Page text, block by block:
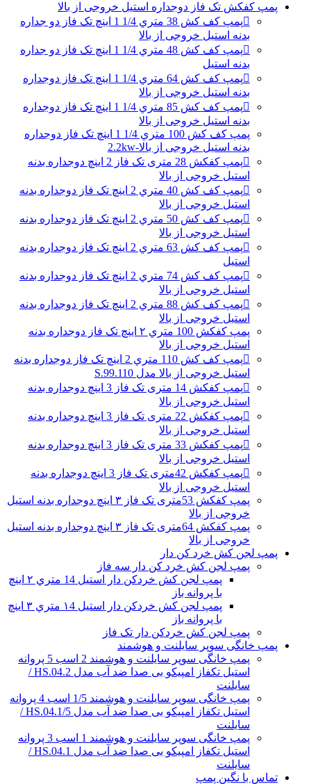
پمپ کفکش تک فاز دوجداره استیل خروجی از بالا
پمپ کف کش 38 متري 1/4 1 اینچ تک فاز دو جداره
بدنه استیل خروجی از بالا
پمپ کف کش 48 متري 1/4 1 اینچ تک فاز دو جداره
بدنه استیل
پمپ کف کش 64 متري 1/4 1 اینچ تک فاز دوجداره
بدنه استیل خروجی از بالا
پمپ کف کش 85 متري 1/4 1 اینچ تک فاز دوجداره
بدنه استیل خروجی از بالا
پمپ کف کش 100 متري 1/4 1 اینچ تک فاز دوجداره
بدنه استیل خروجی از بالا-2.2kw
پمپ کفکش 28 متری تک فاز 2 اینچ دوجداره بدنه
استیل خروجی از بالا
پمپ کف کش 40 متري 2 اینچ تک فاز دوجداره بدنه
استیل خروجی از بالا
پمپ کف کش 50 متري 2 اینچ تک فاز دوجداره بدنه
استیل خروجی از بالا
پمپ کف کش 63 متري 2 اینچ تک فاز دوجداره بدنه
استیل
پمپ کف کش 74 متري 2 اینچ تک فاز دوجداره بدنه
استیل خروجی از بالا
پمپ کف کش 88 متري 2 اینچ تک فاز دوجداره بدنه
استیل خروجی از بالا
پمپ کفکش 100 متري ۲ اینچ تک فاز دوجداره بدنه
استیل خروجی از بالا
پمپ کف کش 110 متري 2 اینچ تک فاز دوجداره بدنه
استیل خروجی از بالا مدل S.99.110
پمپ کفکش 14 متری تک فاز 3 اینچ دوجداره بدنه
استیل خروجی از بالا
پمپ کفکش 22 متری تک فاز 3 اینچ دوجداره بدنه
استیل خروجی از بالا
پمپ کفکش 33 متری تک فاز 3 اینچ دوجداره بدنه
استیل خروجی از بالا
پمپ کفکش 42متری تک فاز 3 اینچ دوجداره بدنه
استیل خروجی از بالا
پمپ کفکش 53متری تک فاز ۳ اینچ دوجداره بدنه استیل
خروجی از بالا
پمپ کفکش 64متری تک فاز ۳ اینچ دوجداره بدنه استیل
خروجی از بالا
پمپ لجن کش خرد کن دار
پمپ لجن کش خرد کن دار سه فاز
پمپ لجن کش خردکن دار استیل 14 متري ۲ اینچ
با پروانه باز
پمپ لجن کش خردکن دار استیل ۱4 متري ۳ اینچ
با پروانه باز
پمپ لجن کش خردکن دار تک فاز
پمپ خانگی سوپر سایلنت و هوشمند
پمپ خانگی سوپر سایلنت و هوشمند 2 اسب 5 پروانه
استیل تکفاز امپیکو بی صدا ضد آب مدل HS.04.2 /
سایلنت
پمپ خانگی سوپر سایلنت و هوشمند 1/5 اسب 4 پروانه
استیل تکفاز امپیکو بی صدا ضد آب مدل HS.04.1/5 /
سایلنت
پمپ خانگی سوپر سایلنت و هوشمند 1 اسب 3 پروانه
استیل تکفاز امپیکو بی صدا ضد آب مدل HS.04.1 /
سایلنت
تماس با نگین پمپ